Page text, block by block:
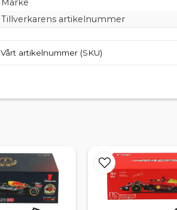
Märke
Tillverkarens artikelnummer
Vårt artikelnummer (SKU)